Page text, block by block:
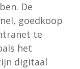
De
goedkoop
te
het
digitaal